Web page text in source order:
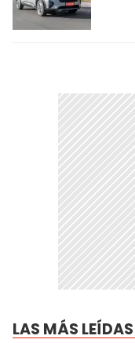
LAS MÁS LEÍDAS